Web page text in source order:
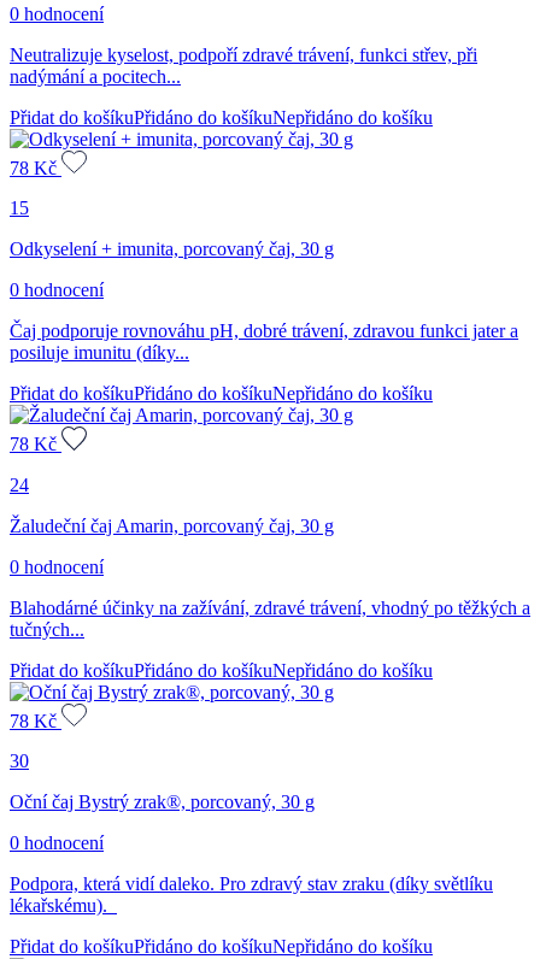
0 hodnocení
Neutralizuje kyselost, podpoří zdravé trávení, funkci střev, při
nadýmání a pocitech...
Přidat do košíkuPřidáno do košíkuNepřidáno do košíku
78 Kč
15
Odkyselení + imunita, porcovaný čaj, 30 g
0 hodnocení
Čaj podporuje rovnováhu pH, dobré trávení, zdravou funkci jater a
posiluje imunitu (díky...
Přidat do košíkuPřidáno do košíkuNepřidáno do košíku
78 Kč
24
Žaludeční čaj Amarin, porcovaný čaj, 30 g
0 hodnocení
Blahodárné účinky na zažívání, zdravé trávení, vhodný po těžkých a
tučných...
Přidat do košíkuPřidáno do košíkuNepřidáno do košíku
78 Kč
30
Oční čaj Bystrý zrak®, porcovaný, 30 g
0 hodnocení
Podpora, která vidí daleko. Pro zdravý stav zraku (díky světlíku
lékařskému).
Přidat do košíkuPřidáno do košíkuNepřidáno do košíku